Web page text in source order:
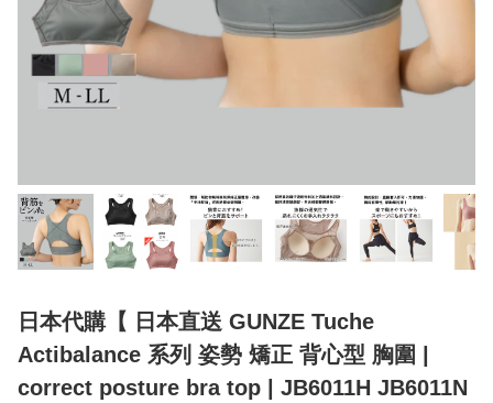
日本代購【 日本直送 GUNZE Tuche
Actibalance 系列 姿勢 矯正 背心型 胸圍 |
correct posture bra top | JB6011H JB6011N